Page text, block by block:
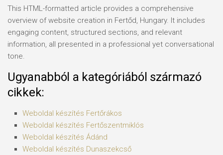
This HTML-formatted article provides a comprehensive
overview of website creation in Fertőd, Hungary. It includes
engaging content, structured sections, and relevant
information, all presented in a professional yet conversational
tone.
Ugyanabból a kategóriából származó
cikkek:
Weboldal készítés​ Fertőrákos
Weboldal készítés​ Fertőszentmiklós
Weboldal készítés​ Ádánd
Weboldal készítés​ Dunaszekcső